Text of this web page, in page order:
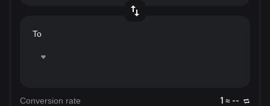
To
Conversion rate 1 ≈ --